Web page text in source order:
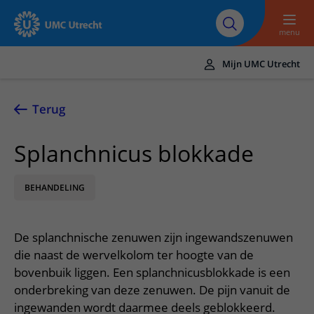
Naar hoofdinhoud
Over UMC
Utrecht
Research
Werken bij het UMC
Utrecht
menu
UMC Utrecht
Zorg en behandeling
Ziekten en aandoeningen
Poliklinieken
Verpleegafdelingen
Onze zorgverleners
Afspraak en opname
Bezoek aan de polikliniek
Opname in het ziekenhuis
Voorbereiding op uw afspraak
Op bezoek in het UMC Utrecht
Apotheek
Winkels en restaurants
Contact en route
Spoed
Contactgegevens
Verwijzers
Patiënt verwijzen
Mijn UMC Utrecht
Terug
Splanchnicus blokkade
BEHANDELING
De splanchnische zenuwen zijn ingewandszenuwen
die naast de wervelkolom ter hoogte van de
bovenbuik liggen. Een splanchnicusblokkade is een
onderbreking van deze zenuwen. De pijn vanuit de
ingewanden wordt daarmee deels geblokkeerd.